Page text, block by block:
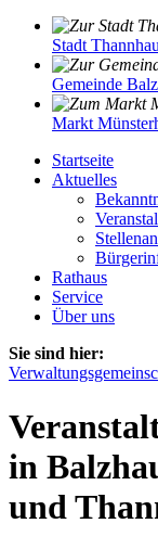
Stadt
Gemeinde
Markt
Startseite
Aktuelles
Rathaus
Service
Über uns
Sie sind hier:
in
und